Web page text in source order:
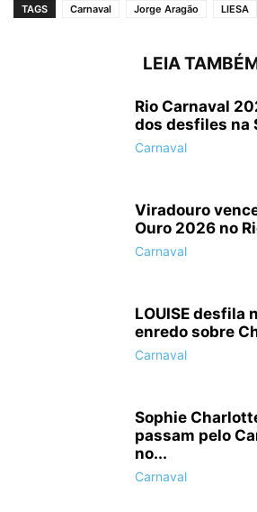
TAGS Carnaval Jorge Aragão LIESA
LEIA
Rio Carnaval
dos desfiles na
Carnaval
Viradouro
Ouro 2026 no
Carnaval
LOUISE desfila
enredo sobre
Carnaval
Sophie
passam pelo
no...
Carnaval